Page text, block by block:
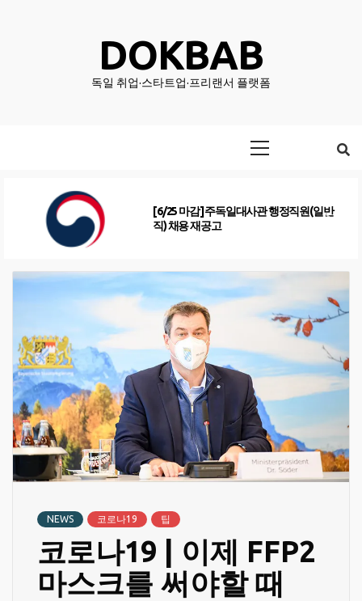
DOKBAB
독일 취업·스타트업·프리랜서 플랫폼
한국농수산식품유통공사(AT) 프랑크푸르
트지사 직원 채용공고(5/25마감) (KO/DE)
NEWS 코로나19 팁
코로나19 | 이제 FFP2
마스크를 써야할 때